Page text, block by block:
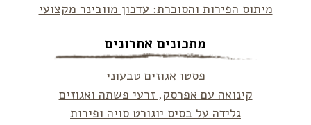
מיתוס הפירות והסוכרת: עדכון מוובינר מקצועי
מתכונים אחרונים
פסטו אגוזים טבעוני
קינואה עם אפרסק, זרעי פשתה ואגוזים
גלידה על בסיס יוגורט סויה ופירות